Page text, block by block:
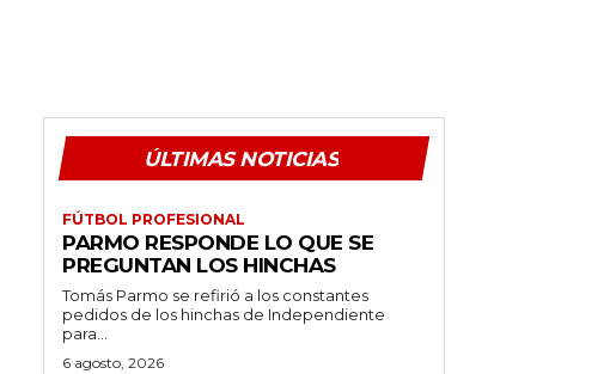
ÚLTIMAS NOTICIAS
FÚTBOL PROFESIONAL
PARMO RESPONDE LO QUE SE
PREGUNTAN LOS HINCHAS
Tomás Parmo se refirió a los constantes
pedidos de los hinchas de Independiente
para...
6 agosto, 2026